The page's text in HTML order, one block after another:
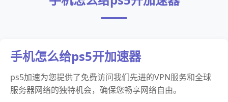
手机怎么给ps5开加速器
ps5加速为您提供了免费访问我们先进的VPN服务和全球
服务器网络的独特机会，确保您畅享网络自由。